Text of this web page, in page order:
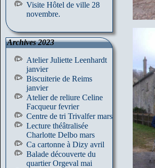
Visite Hôtel de ville 28
novembre.
Archives 2023
Atelier Juliette Leenhardt
janvier
Biscuiterie de Reims
janvier
Atelier de reliure Celine
Facqueur fevrier
Centre de tri Trivalfer mars
Lecture théâtralisée
Charlotte Delbo mars
Ca cartonne à Dizy avril
Balade découverte du
quartier Orgeval mai